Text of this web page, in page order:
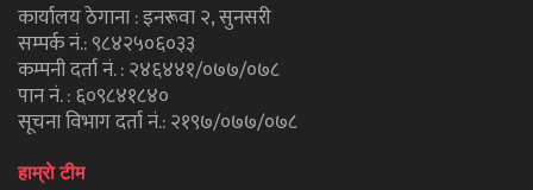
कार्यालय ठेगाना : इनरूवा २, सुनसरी
सम्पर्क नं.: ९८४२५०६०३३
कम्पनी दर्ता नं. : २४६४४१/०७७/०७८
पान नं. : ६०९८४१८४०
सूचना विभाग दर्ता नं.: २१९७/०७७/०७८
हाम्राे टीम